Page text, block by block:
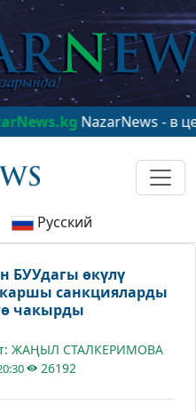
NazarNews - в центре
Русский
БУУдагы өкүлү
санкцияларды
чакырды
ЖАҢЫЛ СТАЛКЕРИМОВА
26192